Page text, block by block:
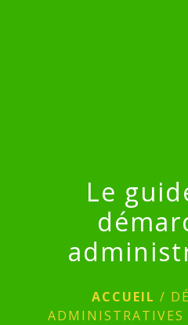
Le
ACCUEIL /